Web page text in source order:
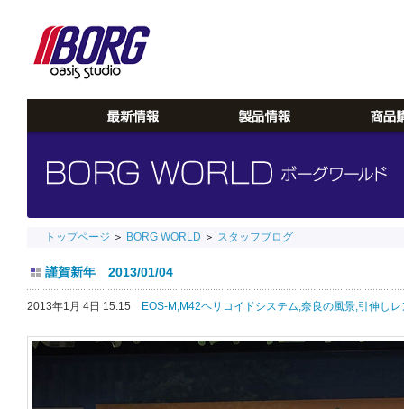
トップページ ＞ BORG WORLD ＞ スタッフブログ
謹賀新年 2013/01/04
2013年1月 4日 15:15 EOS-M,M42ヘリコイドシステム,奈良の風景,引伸しレ